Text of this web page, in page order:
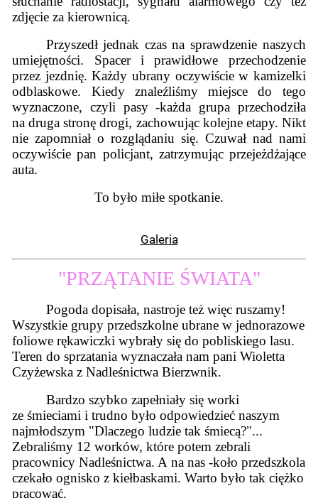
zdjęcie za kierownicą.
Przyszedł jednak czas na sprawdzenie naszych
umiejętności. Spacer i prawidłowe przechodzenie
przez jezdnię. Każdy ubrany oczywiście w kamizelki
odblaskowe. Kiedy znaleźliśmy miejsce do tego
wyznaczone, czyli pasy -każda grupa przechodziła
na druga stronę drogi, zachowując kolejne etapy. Nikt
nie zapomniał o rozglądaniu się. Czuwał nad nami
oczywiście pan policjant, zatrzymując przejeżdżające
auta.
To było miłe spotkanie.
Galeria
"PRZĄTANIE ŚWIATA"
Pogoda dopisała, nastroje też więc ruszamy!
Wszystkie grupy przedszkolne ubrane w jednorazowe
foliowe rękawiczki wybrały się do pobliskiego lasu.
Teren do sprzatania wyznaczała nam pani Wioletta
Czyżewska z Nadleśnictwa Bierzwnik.
Bardzo szybko zapełniały się worki
ze śmieciami i trudno było odpowiedzieć naszym
najmłodszym "Dlaczego ludzie tak śmiecą?"...
Zebraliśmy 12 worków, które potem zebrali
pracownicy Nadleśnictwa. A na nas -koło przedszkola
czekało ognisko z kiełbaskami. Warto było tak ciężko
pracować.